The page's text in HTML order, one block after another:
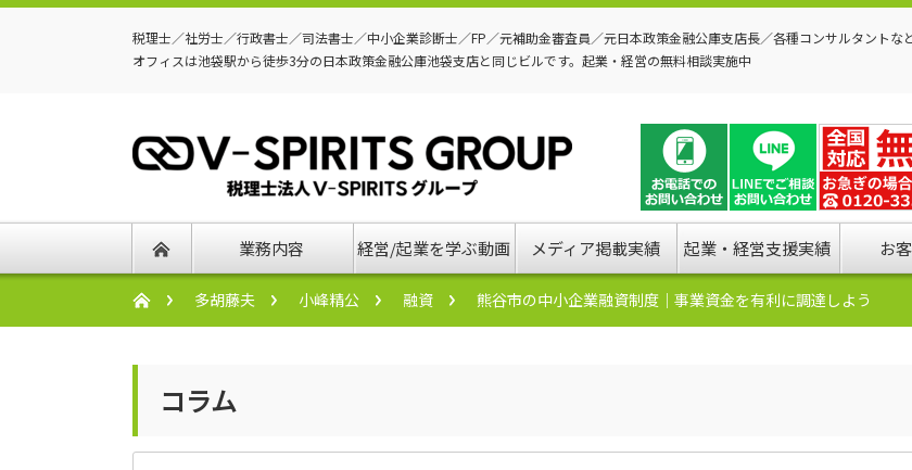
税理士／社労士／行政書士／司法書士／中小企業診断士／FP／元補助金審査員／元日本政策金融公庫支店長／各種コンサルタント
オフィスは池袋駅から徒歩3分の日本政策金融公庫池袋支店と同じビルです。起業・経営の無料相談実施中
業務内容 経営/起業を学ぶ動画 メディア掲載実績 起業・経営支援実績 お
多胡藤夫 小峰精公 融資 熊谷市の中小企業融資制度｜事業資金を有利に調達しよう
コラム